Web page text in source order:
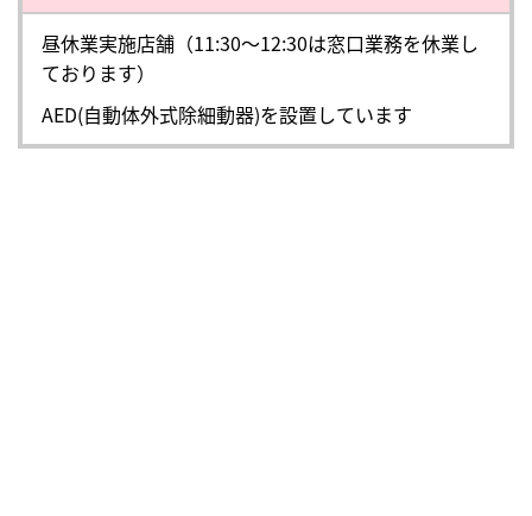
昼休業実施店舗（11:30～12:30は窓口業務を休業し
ております）
AED(自動体外式除細動器)を設置しています